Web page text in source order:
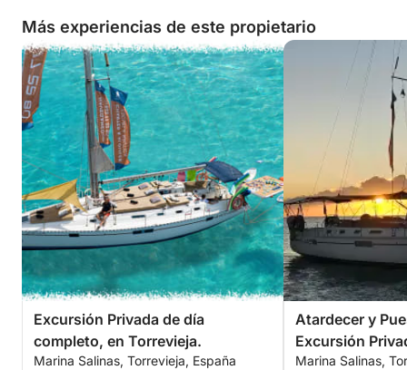
Más experiencias de este propietario
Excursión Privada de día
completo, en Torrevieja.
Marina Salinas, Torrevieja, España
Atardecer y
Excursión
Marina Salinas,